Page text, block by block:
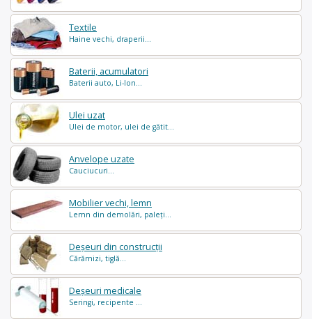
Textile
Haine vechi, draperii...
Baterii, acumulatori
Baterii auto, Li-Ion...
Ulei uzat
Ulei de motor, ulei de gătit...
Anvelope uzate
Cauciucuri...
Mobilier vechi, lemn
Lemn din demolări, paleți...
Deșeuri din construcții
Cărămizi, tiglă...
Deșeuri medicale
Seringi, recipente ...